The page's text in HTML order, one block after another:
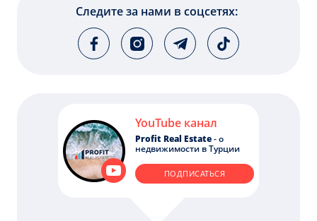
Следите за нами в соцсетях:
YouTube канал
Profit Real Estate- о
недвижимости в Турции
ПОДПИСАТЬСЯ